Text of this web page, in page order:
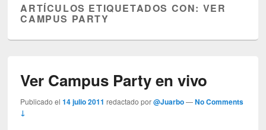
ARTÍCULOS ETIQUETADOS CON: VER
CAMPUS PARTY
Ver Campus Party en vivo
Publicado el14 julio 2011 redactado por@Juarbo —No Comments
↓